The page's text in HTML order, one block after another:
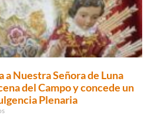
a Nuestra Señora de Luna
del Campo y concede un
Plenaria